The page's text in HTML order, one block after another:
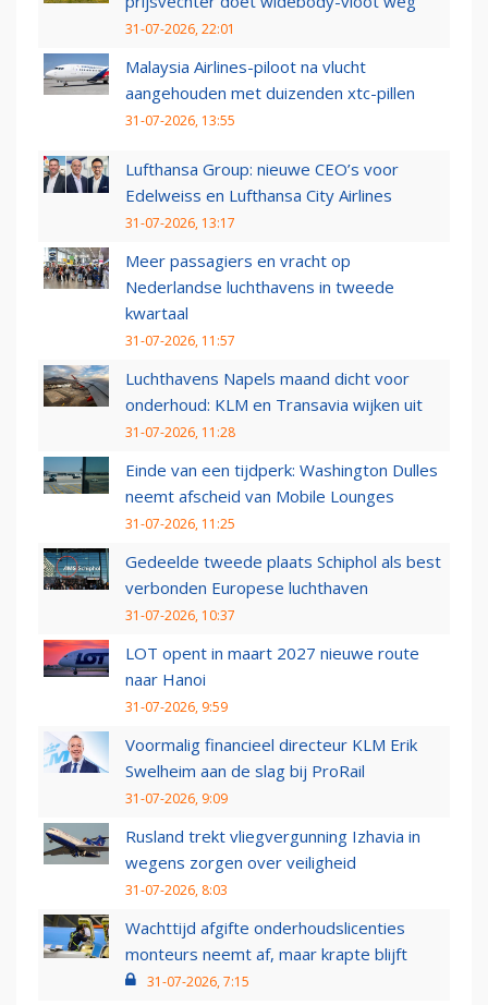
31-07-2026, 22:01
Malaysia Airlines-piloot na vlucht
aangehouden met duizenden xtc-pillen
31-07-2026, 13:55
Lufthansa Group: nieuwe CEO’s voor
Edelweiss en Lufthansa City Airlines
31-07-2026, 13:17
Meer passagiers en vracht op
Nederlandse luchthavens in tweede
kwartaal
31-07-2026, 11:57
Luchthavens Napels maand dicht voor
onderhoud: KLM en Transavia wijken uit
31-07-2026, 11:28
Einde van een tijdperk: Washington Dulles
neemt afscheid van Mobile Lounges
31-07-2026, 11:25
Gedeelde tweede plaats Schiphol als best
verbonden Europese luchthaven
31-07-2026, 10:37
LOT opent in maart 2027 nieuwe route
naar Hanoi
31-07-2026, 9:59
Voormalig financieel directeur KLM Erik
Swelheim aan de slag bij ProRail
31-07-2026, 9:09
Rusland trekt vliegvergunning Izhavia in
wegens zorgen over veiligheid
31-07-2026, 8:03
Wachttijd afgifte onderhoudslicenties
monteurs neemt af, maar krapte blijft
31-07-2026, 7:15